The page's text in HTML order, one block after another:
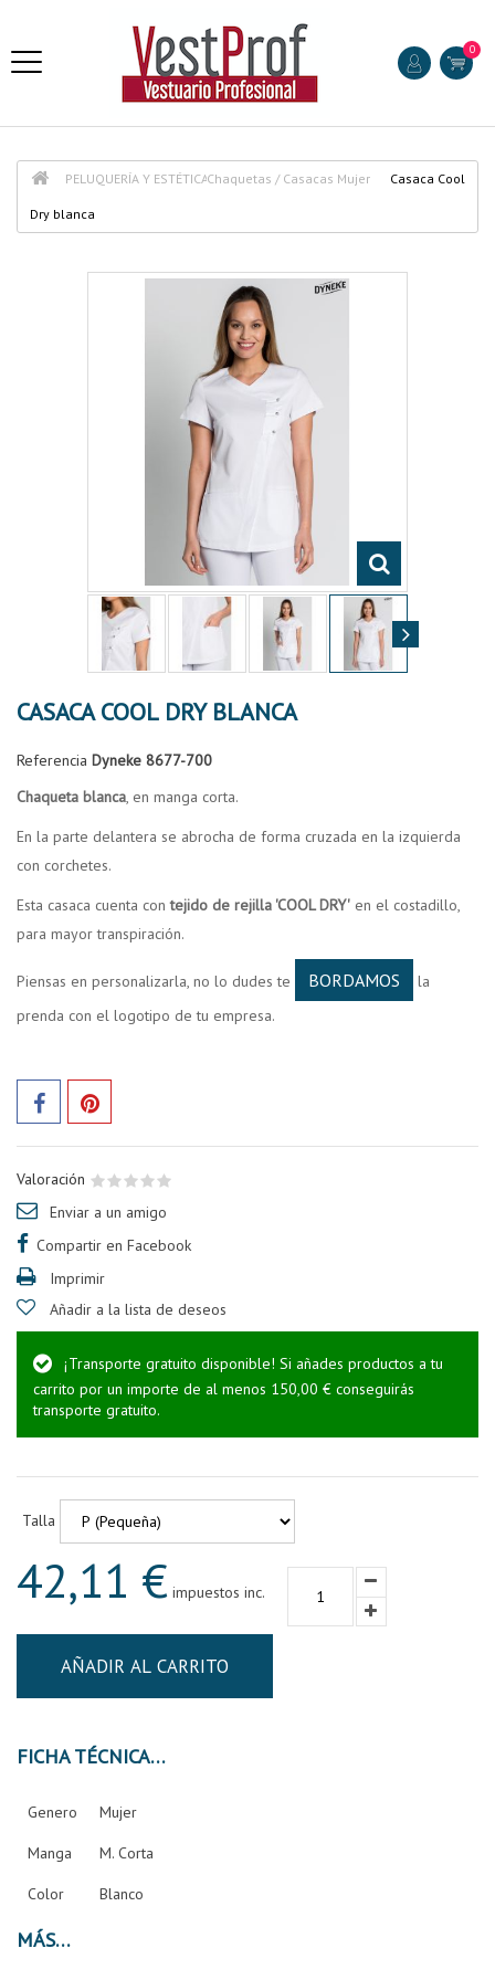
0
PELUQUERÍA Y ESTÉTICAChaquetas / Casacas Mujer Casaca Cool
Dry blanca
CASACA COOL DRY BLANCA
Referencia Dyneke 8677-700
Chaqueta blanca, en manga corta.
En la parte delantera se abrocha de forma cruzada en la izquierda
con corchetes.
Esta casaca cuenta contejido de rejilla 'COOL DRY' en el costadillo,
para mayor transpiración.
Piensas en personalizarla, no lo dudes te BORDAMOS
la
prenda con el logotipo de tu empresa.
Valoración
Enviar a un amigo
Compartir en Facebook
Imprimir
Añadir a la lista de deseos
¡Transporte gratuito disponible! Si añades productos a tu
carrito por un importe de al menos 150,00 € conseguirás
transporte gratuito.
Talla
42,11 € impuestos inc.
AÑADIR AL CARRITO
FICHA TÉCNICA
Genero Mujer
Manga M. Corta
Color Blanco
MÁS